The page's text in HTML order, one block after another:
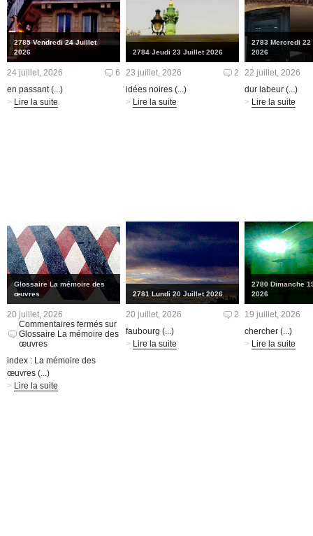
2785 Vendredi 24 Juillet
2026
24 juillet, 2026
6
en passant (...)
> Lire la suite
2784 Jeudi 23 Juillet 2026
23 juillet, 2026
2
idées noires (...)
> Lire la suite
2783 Mercredi
2026
22 juillet, 2026
dur labeur (...)
> Lire la suite
Glossaire La mémoire des
œuvres
20 juillet, 2026
Commentaires fermés sur
Glossaire La mémoire des
œuvres
index : La mémoire des
œuvres (...)
> Lire la suite
2781 Lundi 20 Juillet 2026
20 juillet, 2026
2
faubourg (...)
> Lire la suite
2780 Dimanche
2026
19 juillet, 2026
chercher (...)
> Lire la suite